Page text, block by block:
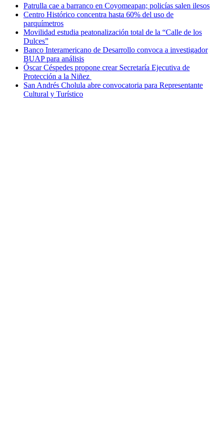
Patrulla cae a barranco en Coyomeapan; policías salen ilesos
Centro Histórico concentra hasta 60% del uso de
parquímetros
Movilidad estudia peatonalización total de la “Calle de los
Dulces”
Banco Interamericano de Desarrollo convoca a investigador
BUAP para análisis
Óscar Céspedes propone crear Secretaría Ejecutiva de
Protección a la Niñez
San Andrés Cholula abre convocatoria para Representante
Cultural y Turístico